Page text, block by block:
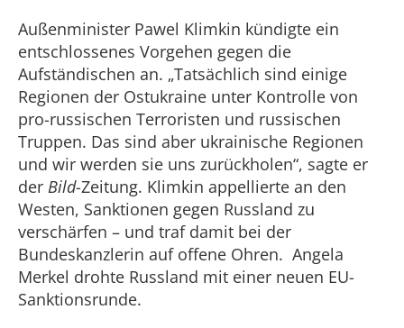
Außenminister Pawel Klimkin kündigte ein
entschlossenes Vorgehen gegen die
Aufständischen an. „Tatsächlich sind einige
Regionen der Ostukraine unter Kontrolle von
pro-russischen Terroristen und russischen
Truppen. Das sind aber ukrainische Regionen
und wir werden sie uns zurückholen“, sagte er
der Bild-Zeitung. Klimkin appellierte an den
Westen, Sanktionen gegen Russland zu
verschärfen – und traf damit bei der
Bundeskanzlerin auf offene Ohren. Angela
Merkel drohte Russland mit einer neuen EU-
Sanktionsrunde.